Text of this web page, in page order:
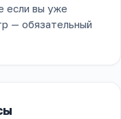
если вы уже
— обязательный